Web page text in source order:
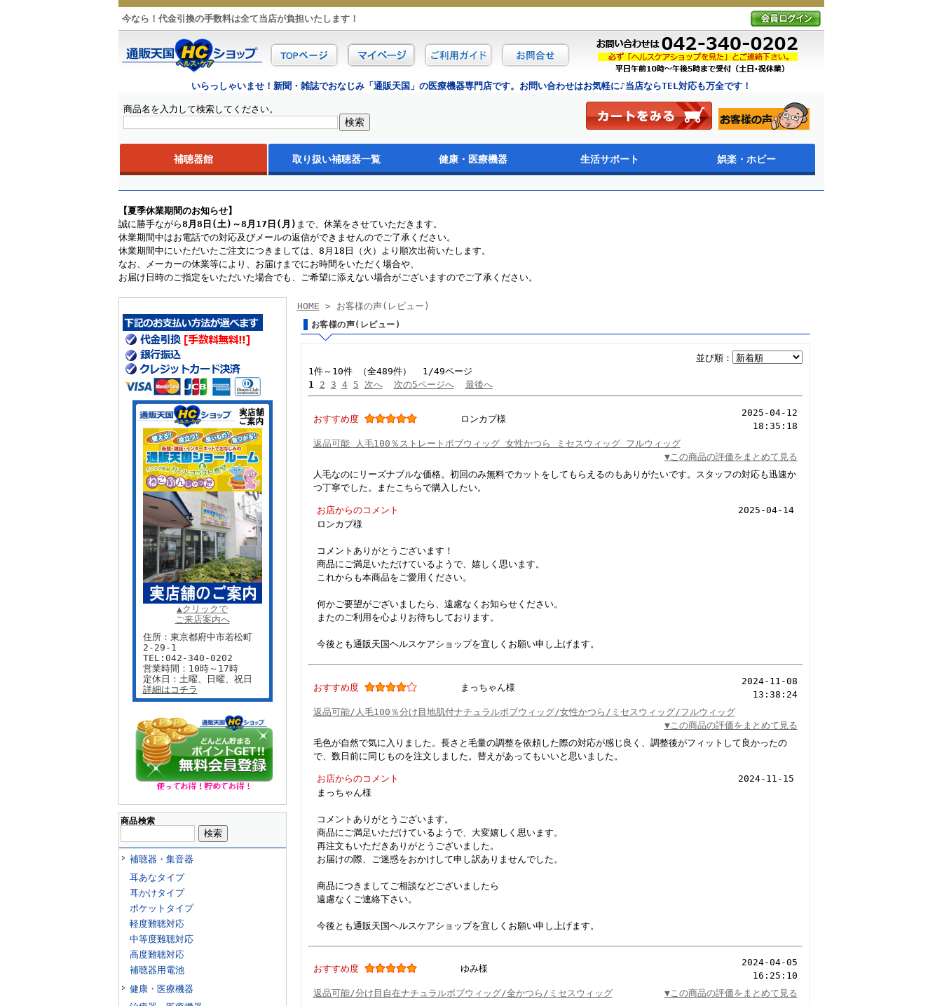
今なら！代金引換の手数料は全て当店が負担いたします！
いらっしゃいませ！新聞・雑誌でおなじみ「通販天国」の医療機器専門店です。お問い合わせはお気軽に♪当店ならTEL対応も万全です！
商品名を入力して検索してください。
補聴器館 取り扱い補聴器一覧 健康・医療機器 生活サポート 娯楽・ホビー
【夏季休業期間のお知らせ】
誠に勝手ながら8月8日(土)～8月17日(月) まで、休業をさせていただきます。
休業期間中はお電話での対応及びメールの返信ができませんのでご了承ください。
休業期間中にいただいたご注文につきましては、8月18日（火）より順次出荷いたします。
なお、メーカーの休業等により、お届けまでにお時間をいただく場合や、
お届け日時のご指定をいただいた場合でも、ご希望に添えない場合がございますのでご了承ください。
▲クリックで
ご来店案内へ
住所：東京都府中市若松町
2-29-1
TEL:042-340-0202
営業時間：10時～17時
定休日：土曜、日曜、祝日
詳細はコチラ
商品検索
補聴器・集音器
耳あなタイプ
耳かけタイプ
ポケットタイプ
軽度難聴対応
中等度難聴対応
高度難聴対応
補聴器用電池
健康・医療機器
HOME > お客様の声(レビュー)
お客様の声(レビュー)
並び順：
1件～10件 （全489件） 1/49ページ
1
2 3 4 5 次へ 次の5ページへ 最後へ
おすすめ度 ロンカプ様
2025-04-12
18:35:18
返品可能 人毛100％ストレートボブウィッグ 女性かつら ミセスウィッグ フルウィッグ
▼この商品の評価をまとめて見る
人毛なのにリーズナブルな価格。初回のみ無料でカットをしてもらえるのもありがたいです。スタッフの対応も迅速か
つ丁寧でした。またこちらで購入したい。
お店からのコメント
2025-04-14
ロンカプ様
コメントありがとうございます！
商品にご満足いただけているようで、嬉しく思います。
これからも本商品をご愛用ください。
何かご要望がございましたら、遠慮なくお知らせください。
またのご利用を心よりお待ちしております。
今後とも通販天国ヘルスケアショップを宜しくお願い申し上げます。
おすすめ度 まっちゃん様
2024-11-08
13:38:24
返品可能/人毛100％分け目地肌付ナチュラルボブウィッグ/女性かつら/ミセスウィッグ/フルウィッグ
▼この商品の評価をまとめて見る
毛色が自然で気に入りました。長さと毛量の調整を依頼した際の対応が感じ良く、調整後がフィットして良かったの
で、数日前に同じものを注文しました。替えがあってもいいと思いました。
お店からのコメント
2024-11-15
まっちゃん様
コメントありがとうございます。
商品にご満足いただけているようで、大変嬉しく思います。
再注文もいただきありがとうございました。
お届けの際、ご迷惑をおかけして申し訳ありませんでした。
商品につきましてご相談などございましたら
遠慮なくご連絡下さい。
今後とも通販天国ヘルスケアショップを宜しくお願い申し上げます。
おすすめ度 ゆみ様
2024-04-05
16:25:10
返品可能/分け目自在ナチュラルボブウィッグ/全かつら/ミセスウィッグ
▼この商品の評価をまとめて見る